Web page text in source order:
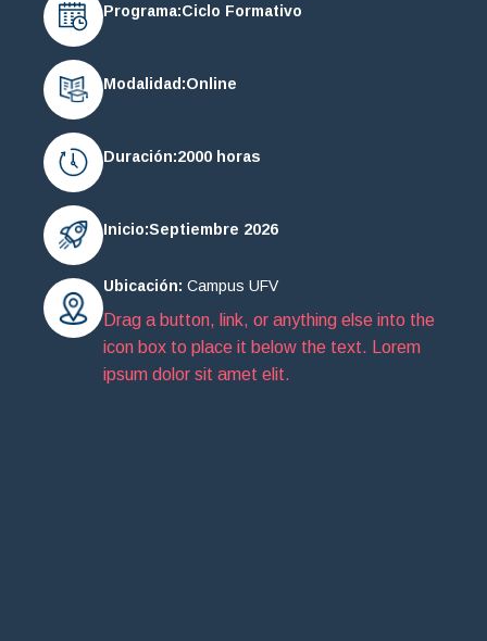
Programa:Ciclo Formativo
Modalidad:Online
Duración:2000 horas
Inicio:Septiembre 2026
Ubicación: Campus UFV
Drag a button, link, or anything else into the
icon box to place it below the text. Lorem
ipsum dolor sit amet elit.